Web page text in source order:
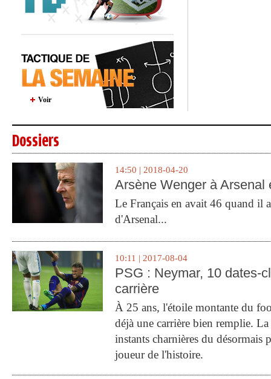
Voir
Dossiers
14:50 | 2018-04-20
Arsène Wenger à Arsenal
Le Français en avait 46 quand il
d'Arsenal...
10:11 | 2017-08-04
PSG : Neymar, 10 dates-
carrière
À 25 ans, l'étoile montante du
déjà une carrière bien remplie.
instants charnières du désormais
joueur de l'histoire.